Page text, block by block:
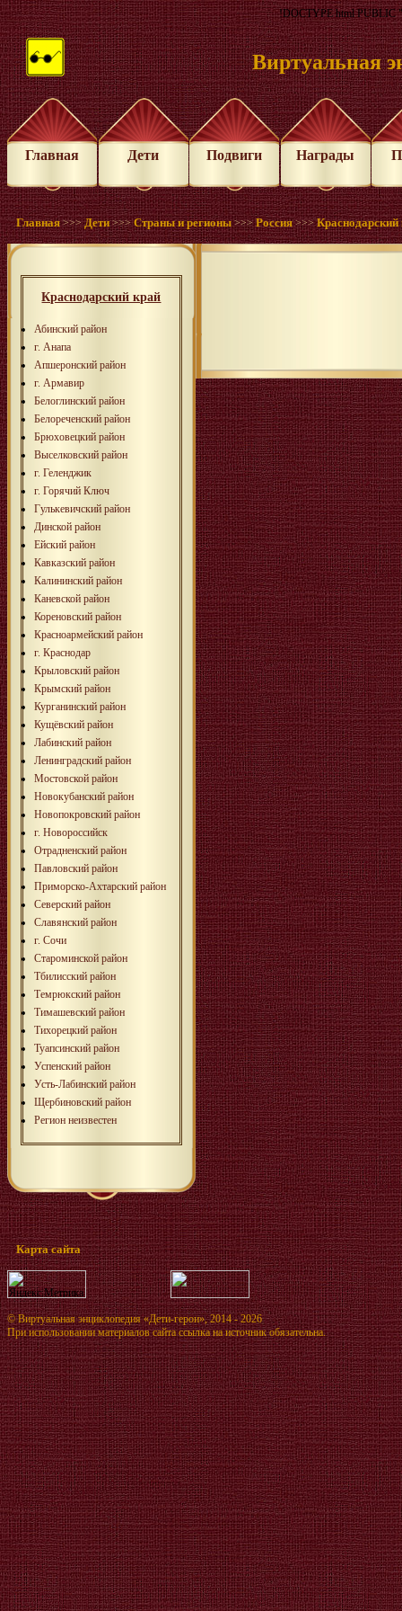
!DOCTYPE html PUBLIC
Виртуальная
Главная Дети Подвиги Награды
Главная >>>Дети >>>Страны и регионы >>>Россия >>>Краснодарский
Краснодарский край
Абинский район
г. Анапа
Апшеронский район
г. Армавир
Белоглинский район
Белореченский район
Брюховецкий район
Выселковский район
г. Геленджик
г. Горячий Ключ
Гулькевичский район
Динской район
Ейский район
Кавказский район
Калининский район
Каневской район
Кореновский район
Красноармейский район
г. Краснодар
Крыловский район
Крымский район
Курганинский район
Кущёвский район
Лабинский район
Ленинградский район
Мостовской район
Новокубанский район
Новопокровский район
г. Новороссийск
Отрадненский район
Павловский район
Приморско-Ахтарский район
Северский район
Славянский район
г. Сочи
Староминской район
Тбилисский район
Темрюкский район
Тимашевский район
Тихорецкий район
Туапсинский район
Успенский район
Усть-Лабинский район
Щербиновский район
Регион неизвестен
Карта сайта
©Виртуальная энциклопедия «Дети-герои», 2014 - 2026
При использовании материалов сайта ссылка на источник обязательна.